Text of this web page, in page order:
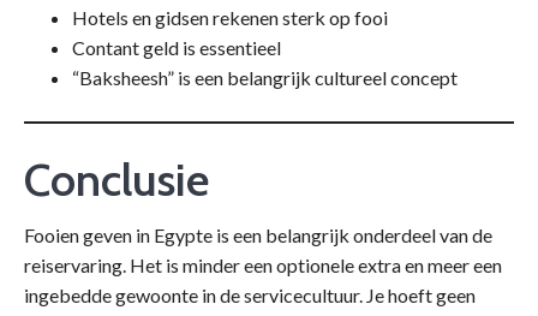
Hotels en gidsen rekenen sterk op fooi
Contant geld is essentieel
“Baksheesh” is een belangrijk cultureel concept
Conclusie
Fooien geven in Egypte is een belangrijk onderdeel van de
reiservaring. Het is minder een optionele extra en meer een
ingebedde gewoonte in de servicecultuur. Je hoeft geen